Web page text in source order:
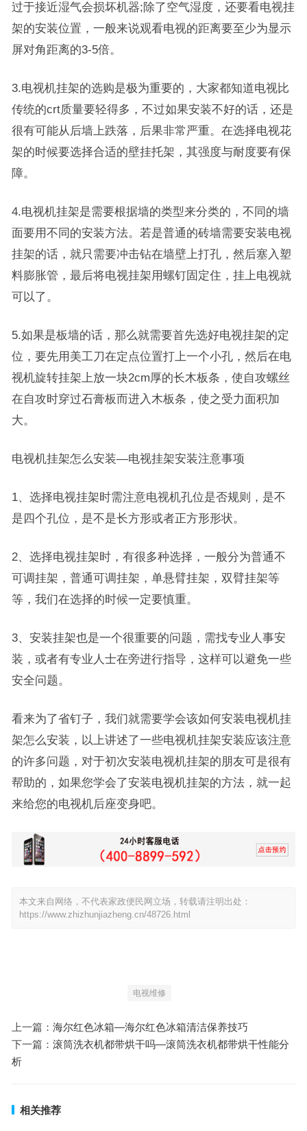
过于接近湿气会损坏机器;除了空气湿度，还要看电视挂
架的安装位置，一般来说观看电视的距离要至少为显示
屏对角距离的3-5倍。
3.电视机挂架的选购是极为重要的，大家都知道电视比
传统的crt质量要轻得多，不过如果安装不好的话，还是
很有可能从后墙上跌落，后果非常严重。在选择电视花
架的时候要选择合适的壁挂托架，其强度与耐度要有保
障。
4.电视机挂架是需要根据墙的类型来分类的，不同的墙
面要用不同的安装方法。若是普通的砖墙需要安装电视
挂架的话，就只需要冲击钻在墙壁上打孔，然后塞入塑
料膨胀管，最后将电视挂架用螺钉固定住，挂上电视就
可以了。
5.如果是板墙的话，那么就需要首先选好电视挂架的定
位，要先用美工刀在定点位置打上一个小孔，然后在电
视机旋转挂架上放一块2cm厚的长木板条，使自攻螺丝
在自攻时穿过石膏板而进入木板条，使之受力面积加
大。
电视机挂架怎么安装—电视挂架安装注意事项
1、选择电视挂架时需注意电视机孔位是否规则，是不
是四个孔位，是不是长方形或者正方形形状。
2、选择电视挂架时，有很多种选择，一般分为普通不
可调挂架，普通可调挂架，单悬臂挂架，双臂挂架等
等，我们在选择的时候一定要慎重。
3、安装挂架也是一个很重要的问题，需找专业人事安
装，或者有专业人士在旁进行指导，这样可以避免一些
安全问题。
看来为了省钉子，我们就需要学会该如何安装电视机挂
架怎么安装，以上讲述了一些电视机挂架安装应该注意
的许多问题，对于初次安装电视机挂架的朋友可是很有
帮助的，如果您学会了安装电视机挂架的方法，就一起
来给您的电视机后座变身吧。
本文来自网络，不代表家政便民网立场，转载请注明出处：
https://www.zhizhunjiazheng.cn/48726.html
电视维修
上一篇： 海尔红色冰箱—海尔红色冰箱清洁保养技巧
下一篇： 滚筒洗衣机都带烘干吗—滚筒洗衣机都带烘干性能分
析
相关推荐